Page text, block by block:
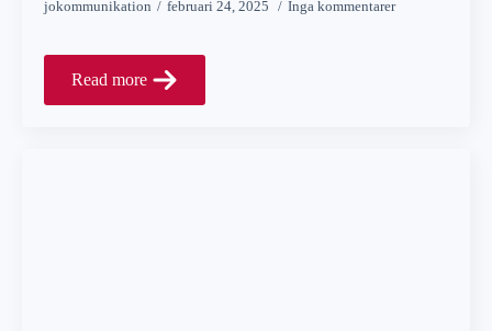
jokommunikation februari 24, 2025 Inga kommentarer
Read more